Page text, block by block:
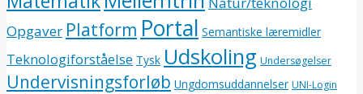
Opgaver Platform Portal Semantiske læremidler
Teknologiforståelse Tysk Udskoling Undersøgelser
Undervisningsforløb Ungdomsuddannelser UNI-Login